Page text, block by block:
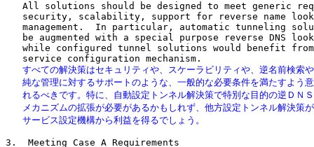
All solutions should be designed to meet generic
security, scalability, support for reverse name
management.  In particular, automatic tunneling
be augmented with a special purpose reverse DNS
while configured tunnel solutions would benefit
すべての解決策はセキュリティや、スケーラビリティや、逆名前検索
純な管理に対するサポートのような、一般的な必要条件を満たすよう
れるべきです。特に、自動設定トンネル解決策で特別な目的の逆ＤＮ
メカニズムの拡張が必要があるかもしれず、他方設定トンネル解決策
   サービス設定機構から利益を得るでしょう。